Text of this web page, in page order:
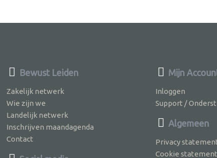
Bewust Leiden
Zakelijk netwerk
Wie zijn we
Landelijk netwerk
Inschrijven maandagenda
Contact
Mijn
Inloggen
Support /
Algemeen
Privacy
Cookie statement